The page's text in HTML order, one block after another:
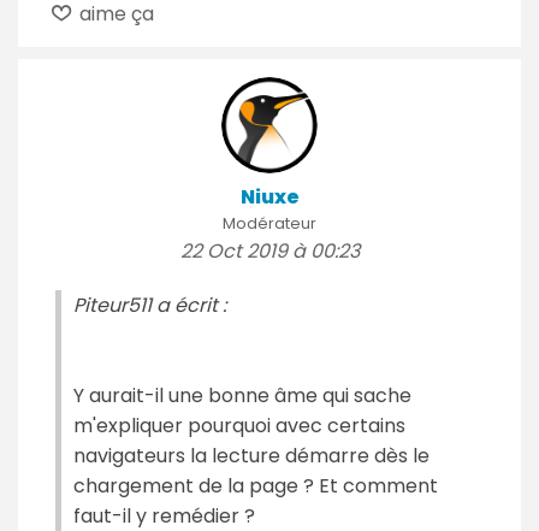
aime ça
Niuxe
Modérateur
22 Oct 2019 à 00:23
Piteur511 a écrit :
Y aurait-il une bonne âme qui sache
m'expliquer pourquoi avec certains
navigateurs la lecture démarre dès le
chargement de la page ? Et comment
faut-il y remédier ?